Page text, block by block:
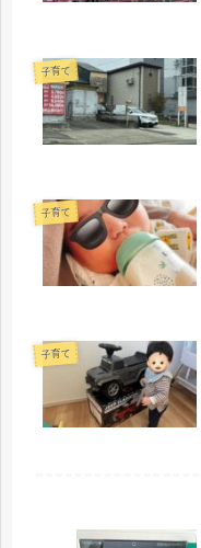
子育て
子育て
子育て